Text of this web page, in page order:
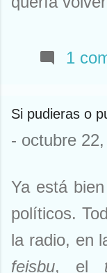
Estuve a
Pero
Houston. El
sabéis, yo
he estado
ocasión me
comprarme
tengo
ofrecían
Lástima
1
Si pudieras o
- octubre
Ya está
políticos.
la radio, en
feisbu, el